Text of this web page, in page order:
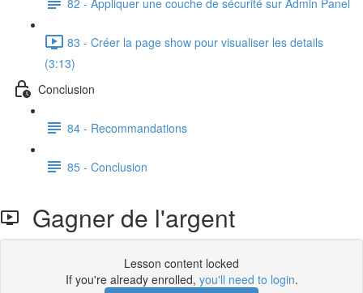
83 - Créer la page show pour visualiser les details
(3:13)
Conclusion
84 - Recommandations
85 - Conclusion
Gagner de l'argent
Lesson content locked
If you're already enrolled, you'll need to login.